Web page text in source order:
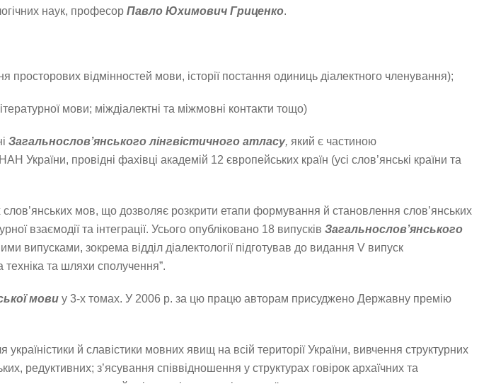
наук, професор Павло Юхимович Гриценко.
просторових відмінностей мови, історії постання одиниць діалектного членування);
мови; міждіалектні та міжмовні контакти тощо)
Загальнослов’янського лінгвістичного атласу, який є частиною
провідні фахівці академій 12 європейських країн (усі слов’янські країни та
мов, що дозволяє розкрити етапи формування й станов­лення слов’янських
взаємодії та інтеграції. Усього опубліковано 18 випусків Загальнослов’янського
випусками, зокрема відділ діалектології підготував до видання V випуск
техніка та шляхи сполучення”.
мови у 3-х томах. У 2006 р. за цю працю авторам присуджено Державну премію
й славістики мовних явищ на всій території України, вивчення структурних
редуктивних; з’ясування співвідношення у структурах говірок архаїчних та